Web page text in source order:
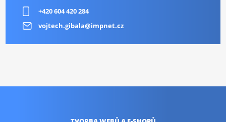
+420 604 420 284
vojtech.gibala@impnet.cz